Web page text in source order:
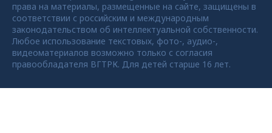
права на материалы, размещенные на сайте, защищены в
соответствии с российским и международным
законодательством об интеллектуальной собственности.
Любое использование текстовых, фото-, аудио-,
видеоматериалов возможно только с согласия
правообладателя ВГТРК. Для детей старше 16 лет.